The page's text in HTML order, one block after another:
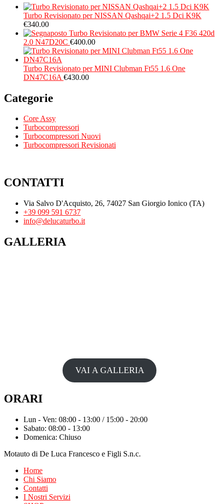
Turbo Revisionato per NISSAN Qashqai+2 1.5 Dci K9K
€340.00
Turbo Revisionato per BMW Serie 4 F36 420d
2.0 N47D20C €400.00
Turbo Revisionato per MINI Clubman Ft55 1.6 One
DN47C16A €430.00
Categorie
Core Assy
Turbocompressori
Turbocompressori Nuovi
Turbocompressori Revisionati
CONTATTI
Via Salvo D'Acquisto, 26, 74027 San Giorgio Ionico (TA)
+39 099 591 6737
info@delucaturbo.it
GALLERIA
VAI A GALLERIA
ORARI
Lun - Ven: 08:00 - 13:00 / 15:00 - 20:00
Sabato: 08:00 - 13:00
Domenica: Chiuso
Motauto di De Luca Francesco e Figli S.n.c.
Home
Chi Siamo
Contatti
I Nostri Servizi